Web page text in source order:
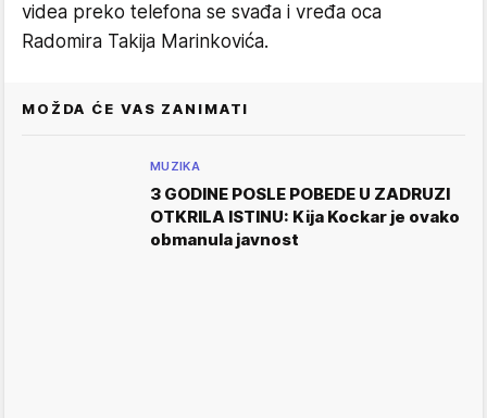
videa preko telefona se svađa i vređa oca
Radomira Takija Marinkovića.
MOŽDA ĆE VAS ZANIMATI
MUZIKA
3 GODINE POSLE POBEDE U ZADRUZI
OTKRILA ISTINU: Kija Kockar je ovako
obmanula javnost